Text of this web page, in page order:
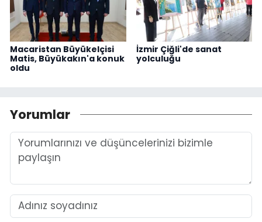
Macaristan Büyükelçisi
Matis, Büyükakın'a konuk
oldu
İzmir Çiğli'de sanat
yolculuğu
Yorumlar